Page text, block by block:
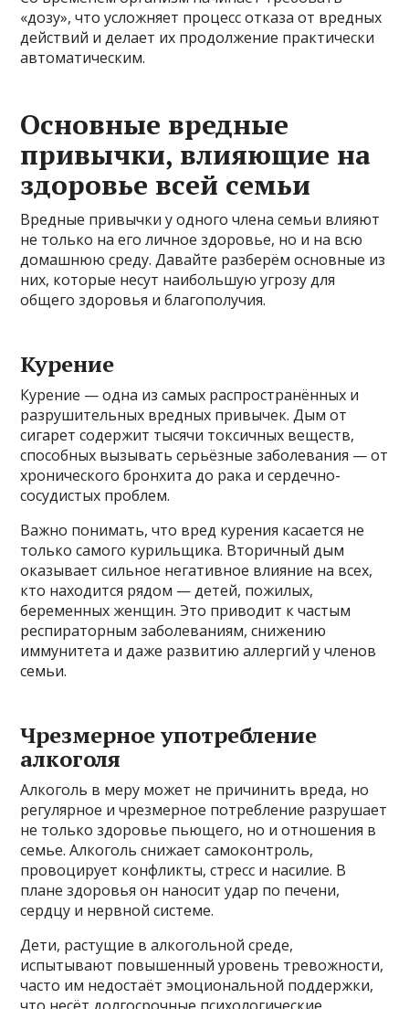
«дозу», что усложняет процесс отказа от вредных
действий и делает их продолжение практически
автоматическим.
Основные вредные
привычки, влияющие на
здоровье всей семьи
Вредные привычки у одного члена семьи влияют
не только на его личное здоровье, но и на всю
домашнюю среду. Давайте разберём основные из
них, которые несут наибольшую угрозу для
общего здоровья и благополучия.
Курение
Курение — одна из самых распространённых и
разрушительных вредных привычек. Дым от
сигарет содержит тысячи токсичных веществ,
способных вызывать серьёзные заболевания — от
хронического бронхита до рака и сердечно-
сосудистых проблем.
Важно понимать, что вред курения касается не
только самого курильщика. Вторичный дым
оказывает сильное негативное влияние на всех,
кто находится рядом — детей, пожилых,
беременных женщин. Это приводит к частым
респираторным заболеваниям, снижению
иммунитета и даже развитию аллергий у членов
семьи.
Чрезмерное употребление
алкоголя
Алкоголь в меру может не причинить вреда, но
регулярное и чрезмерное потребление разрушает
не только здоровье пьющего, но и отношения в
семье. Алкоголь снижает самоконтроль,
провоцирует конфликты, стресс и насилие. В
плане здоровья он наносит удар по печени,
сердцу и нервной системе.
Дети, растущие в алкогольной среде,
испытывают повышенный уровень тревожности,
часто им недостаёт эмоциональной поддержки,